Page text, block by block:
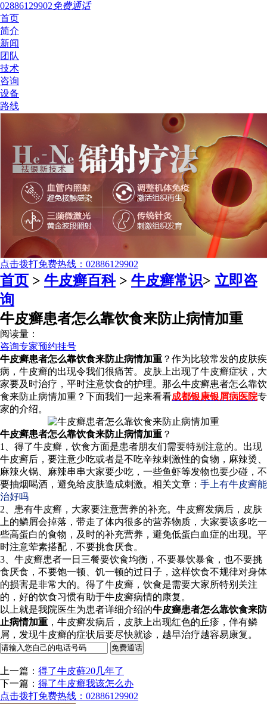
02886129902免费通话
首页
简介
新闻
团队
技术
咨询
设备
路线
点击拨打免费热线：02886129902
首页 > 牛皮癣百科> 牛皮癣常识> 立即咨
询
牛皮癣患者怎么靠饮食来防止病情加重
阅读量：
咨询专家预约挂号
牛皮癣患者怎么靠饮食来防止病情加重 ？作为比较常发的皮肤疾
病，牛皮癣的出现令我们很痛苦。皮肤上出现了牛皮癣症状，大
家要及时治疗，平时注意饮食的护理。那么牛皮癣患者怎么靠饮
食来防止病情加重？下面我们一起来看看成都银康银屑病医院专
家的介绍。
牛皮癣患者怎么靠饮食来防止病情加重 ？
1、得了牛皮癣，饮食方面是患者朋友们需要特别注意的。出现
牛皮癣后，要注意少吃或者是不吃辛辣刺激性的食物，麻辣烫、
麻辣火锅、麻辣串串大家要少吃，一些鱼虾等发物也要少碰，不
要抽烟喝酒，避免给皮肤造成刺激。相关文章： 手上有牛皮癣能
治好吗
2、患有牛皮癣，大家要注意营养的补充。牛皮癣发病后，皮肤
上的鳞屑会掉落，带走了体内很多的营养物质，大家要该多吃一
些高蛋白的食物，及时的补充营养，避免低蛋白血症的出现。平
时注意荤素搭配，不要挑食厌食。
3、牛皮癣患者一日三餐要饮食均衡，不要暴饮暴食，也不要挑
食厌食，不要饱一顿、饥一顿的过日子，这样饮食不规律对身体
的损害是非常大的。得了牛皮癣，饮食是需要大家所特别关注
的，好的饮食习惯有助于牛皮癣病情的康复。
以上就是我院医生为患者详细介绍的牛皮癣患者怎么靠饮食来防
止病情加重 ，牛皮癣发病后，皮肤上出现红色的丘疹，伴有鳞
屑，发现牛皮癣的症状后要尽快就诊，越早治疗越容易康复。
上一篇： 得了牛皮藓20几年了
下一篇： 得了牛皮癣我该怎么办
点击拨打免费热线：02886129902